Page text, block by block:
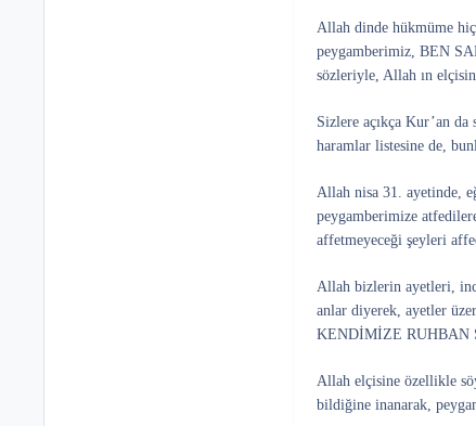
Allah dinde hükmüme
peygamberimiz, BEN
sözleriyle, Allah ın
Sizlere açıkça Kur’an
haramlar listesine de,
Allah nisa 31. ayetinde,
peygamberimize
affetmeyeceği şeyleri
Allah bizlerin ayetleri,
anlar diyerek, ayetler
KENDİMİZE RUHBAN
Allah elçisine özellikle
bildiğine inanarak,